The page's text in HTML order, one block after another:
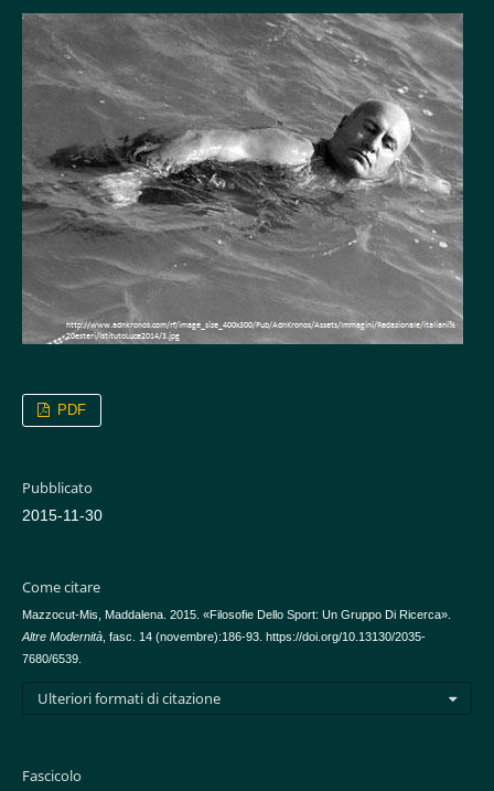
PDF
Pubblicato
2015-11-30
Come citare
Mazzocut-Mis, Maddalena. 2015. «Filosofie Dello Sport: Un Gruppo Di Ricerca».
Altre Modernità, fasc. 14 (novembre):186-93. https://doi.org/10.13130/2035-
7680/6539.
Ulteriori formati di citazione
Fascicolo